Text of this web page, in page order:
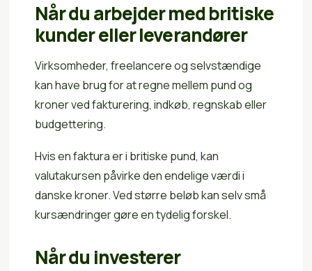
Når du arbejder med britiske
kunder eller leverandører
Virksomheder, freelancere og selvstændige
kan have brug for at regne mellem pund og
kroner ved fakturering, indkøb, regnskab eller
budgettering.
Hvis en faktura er i britiske pund, kan
valutakursen påvirke den endelige værdi i
danske kroner. Ved større beløb kan selv små
kursændringer gøre en tydelig forskel.
Når du investerer